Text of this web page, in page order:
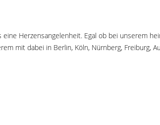
Herzensangelenheit. Egal ob bei unserem
mit dabei in Berlin, Köln, Nürnberg, Freiburg,